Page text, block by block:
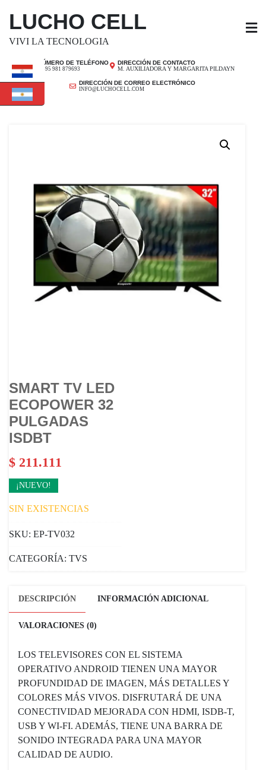
LUCHO CELL
VIVI LA TECNOLOGIA
NÚMERO DE TELÉFONO
+ 595 981 879693
DIRECCIÓN DE CONTACTO
M. AUXILIADORA Y MARGARITA PILDAYN
DIRECCIÓN DE CORREO ELECTRÓNICO
INFO@LUCHOCELL.COM
SMART TV LED
ECOPOWER 32
PULGADAS
ISDBT
$ 211.111
¡NUEVO!
SIN EXISTENCIAS
SKU: EP-TV032
CATEGORÍA: TVS
DESCRIPCIÓN INFORMACIÓN ADICIONAL
VALORACIONES (0)
LOS TELEVISORES CON EL SISTEMA
OPERATIVO ANDROID TIENEN UNA MAYOR
PROFUNDIDAD DE IMAGEN, MÁS DETALLES Y
COLORES MÁS VIVOS. DISFRUTARÁ DE UNA
CONECTIVIDAD MEJORADA CON HDMI, ISDB-T,
USB Y WI-FI. ADEMÁS, TIENE UNA BARRA DE
SONIDO INTEGRADA PARA UNA MAYOR
CALIDAD DE AUDIO.